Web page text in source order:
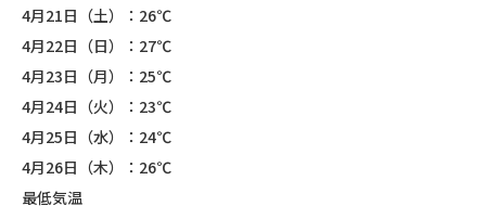
4月21日（土）：26℃
4月22日（日）：27℃
4月23日（月）：25℃
4月24日（火）：23℃
4月25日（水）：24℃
4月26日（木）：26℃
最低気温